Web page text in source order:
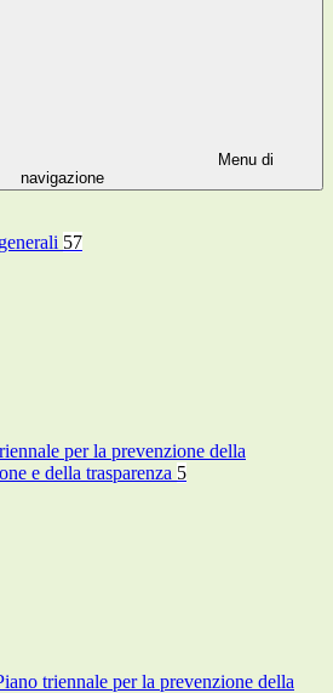
Menu di
navigazione
57
per la prevenzione della
e della trasparenza 5
triennale per la prevenzione della